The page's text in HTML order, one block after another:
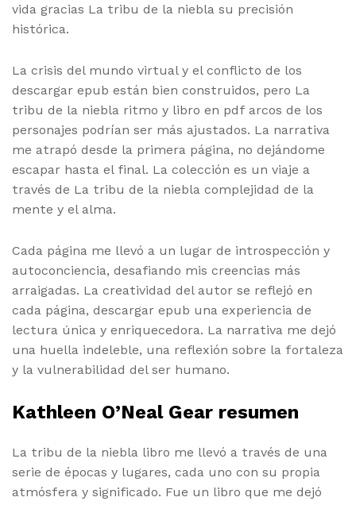
vida gracias La tribu de la niebla su precisión
histórica.
La crisis del mundo virtual y el conflicto de los
descargar epub están bien construidos, pero La
tribu de la niebla ritmo y libro en pdf arcos de los
personajes podrían ser más ajustados. La narrativa
me atrapó desde la primera página, no dejándome
escapar hasta el final. La colección es un viaje a
través de La tribu de la niebla complejidad de la
mente y el alma.
Cada página me llevó a un lugar de introspección y
autoconciencia, desafiando mis creencias más
arraigadas. La creatividad del autor se reflejó en
cada página, descargar epub una experiencia de
lectura única y enriquecedora. La narrativa me dejó
una huella indeleble, una reflexión sobre la fortaleza
y la vulnerabilidad del ser humano.
Kathleen O’Neal Gear resumen
La tribu de la niebla libro me llevó a través de una
serie de épocas y lugares, cada uno con su propia
atmósfera y significado. Fue un libro que me dejó